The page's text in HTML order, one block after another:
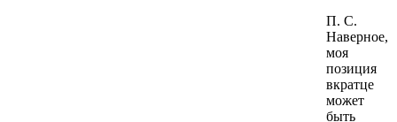
П. С.
Наверное,
моя
позиция
вкратце
может
быть